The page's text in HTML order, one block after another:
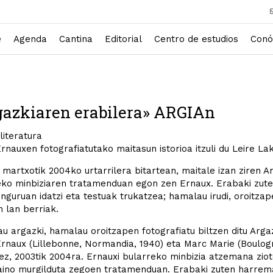
Agenda Cantina Editorial Centro de estudios
erabilera» ARGIAn
fotografiatutako maitasun istorioa itzuli du Leire
martxotik 2004ko urtarrilera bitartean, maitale izan ziren
minbiziaren tratamenduan egon zen Ernaux. Erabaki
idatzi eta testuak trukatzea; hamalau irudi,
lan berriak.
argazki, hamalau oroitzapen fotografiatu biltzen ditu
(Lillebonne, Normandia, 1940) eta Marc Marie
2003tik 2004ra. Ernauxi bularreko minbizia atzemana
murgilduta zegoen tratamenduan. Erabaki zuten